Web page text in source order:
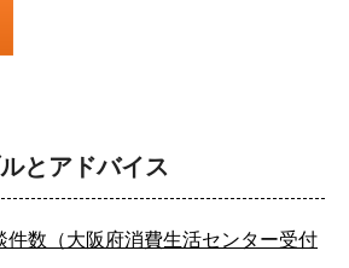
とアドバイス
件数（大阪府消費生活センター受付